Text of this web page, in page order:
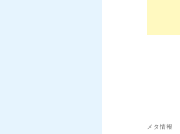
メタ情報